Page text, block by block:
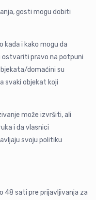
gosti mogu dobiti
kada i kako mogu da
ostvariti pravo na potpuni
domaćini su
svaki objekat koji
može izvršiti, ali
i da vlasnici
svoju politiku
48 sati pre prijavljivanja za